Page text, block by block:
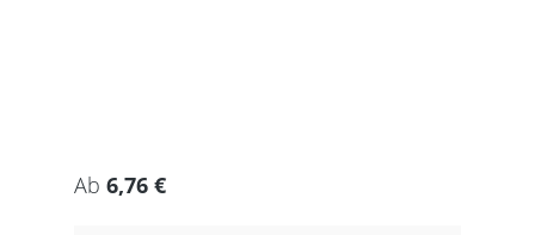
Regulärer Preis:
Ab 6,76 €